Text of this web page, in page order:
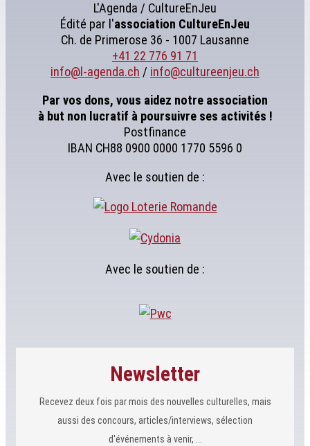
L'Agenda / CultureEnJeu
Édité par l'association CultureEnJeu
Ch. de Primerose 36 - 1007 Lausanne
+41 22 776 91 71
info@l-agenda.ch / info@cultureenjeu.ch
Par vos dons, vous aidez notre association
à but non lucratif à poursuivre ses activités !
Postfinance
IBAN CH88 0900 0000 1770 5596 0
Avec le soutien de :
Avec le soutien de :
Newsletter
Recevez deux fois par mois des nouvelles culturelles, mais
aussi des concours, articles/interviews, sélection
d'événements à venir, ...